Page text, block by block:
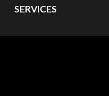
SERVICES